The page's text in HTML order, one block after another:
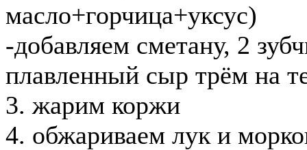
масло+горчица+уксус)
-добавляем сметану, 2
плавленный сыр трём на
3. жарим коржи
4. обжариваем лук и